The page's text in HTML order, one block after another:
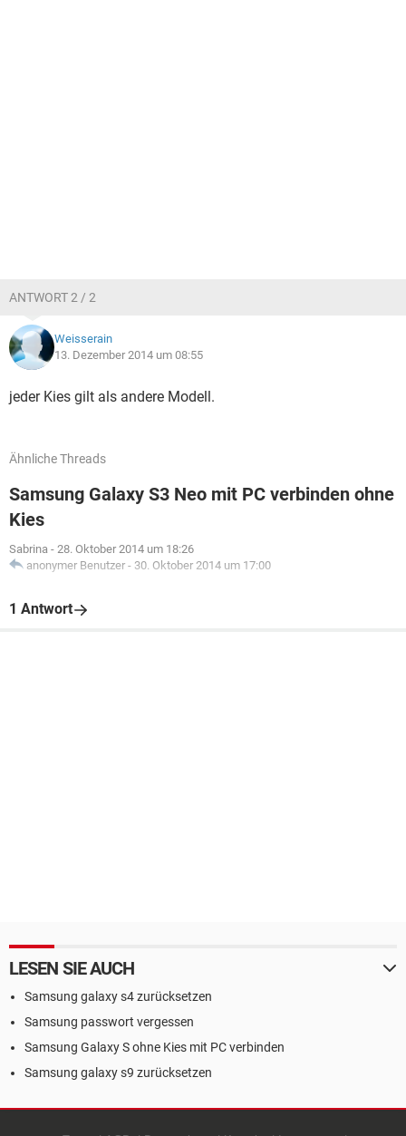
ANTWORT 2 / 2
Weisserain
13. Dezember 2014 um 08:55
jeder Kies gilt als andere Modell.
Ähnliche Threads
Samsung Galaxy S3 Neo mit PC verbinden ohne
Kies
Sabrina - 28. Oktober 2014 um 18:26
anonymer Benutzer - 30. Oktober 2014 um 17:00
1 Antwort
LESEN SIE AUCH
Samsung galaxy s4 zurücksetzen
Samsung passwort vergessen
Samsung Galaxy S ohne Kies mit PC verbinden
Samsung galaxy s9 zurücksetzen